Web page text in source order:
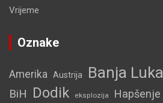
Vrijeme
Oznake
Amerika Austrija Banja Luka
BiH Dodik eksplozija Hapšenje